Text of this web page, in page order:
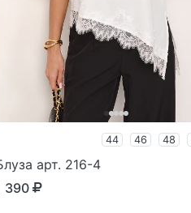
44 46 48
арт. 216-4
390